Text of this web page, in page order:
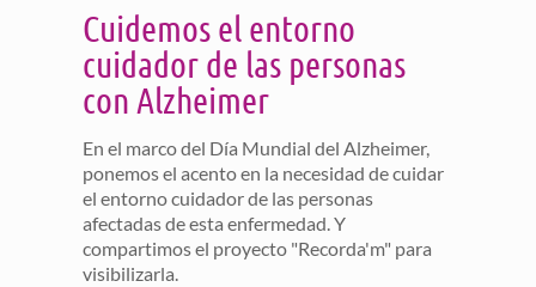
Cuidemos el entorno
cuidador de las personas
con Alzheimer
En el marco del Día Mundial del Alzheimer,
ponemos el acento en la necesidad de cuidar
el entorno cuidador de las personas
afectadas de esta enfermedad. Y
compartimos el proyecto "Recorda'm" para
visibilizarla.